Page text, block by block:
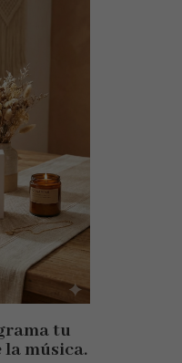
tu
la música.